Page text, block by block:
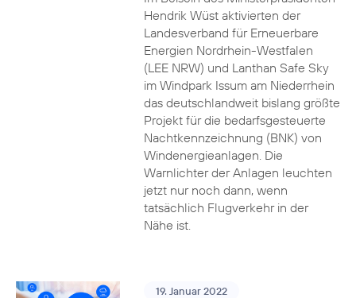
Hendrik Wüst aktivierten der
Landesverband für Erneuerbare
Energien Nordrhein-Westfalen
(LEE NRW) und Lanthan Safe Sky
im Windpark Issum am Niederrhein
das deutschlandweit bislang größte
Projekt für die bedarfsgesteuerte
Nachtkennzeichnung (BNK) von
Windenergieanlagen. Die
Warnlichter der Anlagen leuchten
jetzt nur noch dann, wenn
tatsächlich Flugverkehr in der
Nähe ist.
19. Januar 2022